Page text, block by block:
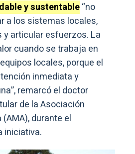
y sustentable“no
a los sistemas locales,
articular esfuerzos. La
cuando se trabaja en
locales, porque el
inmediata y
remarcó el doctor
de la Asociación
durante el
iniciativa.